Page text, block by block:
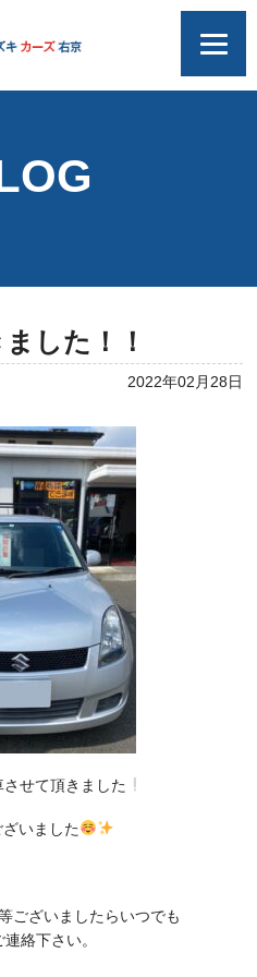
した！！
2022年02月28日
せて頂きました
いました
ございましたらいつでも
絡下さい。